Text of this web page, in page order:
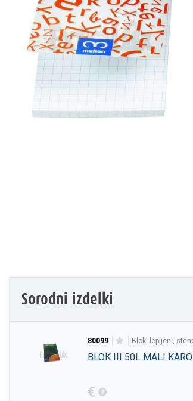
Sorodni izdelki
80099 bloki lepljeni,
BLOK III 50L MALI
€